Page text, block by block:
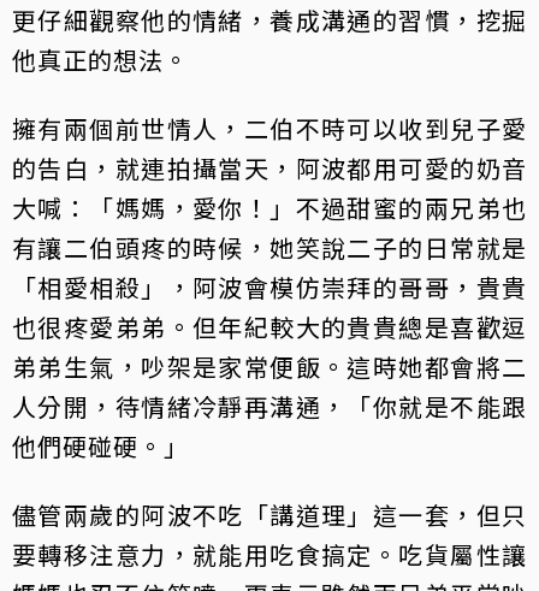
更仔細觀察他的情緒，養成溝通的習慣，挖掘
他真正的想法。
擁有兩個前世情人，二伯不時可以收到兒子愛
的告白，就連拍攝當天，阿波都用可愛的奶音
大喊：「媽媽，愛你！」不過甜蜜的兩兄弟也
有讓二伯頭疼的時候，她笑說二子的日常就是
「相愛相殺」，阿波會模仿崇拜的哥哥，貴貴
也很疼愛弟弟。但年紀較大的貴貴總是喜歡逗
弟弟生氣，吵架是家常便飯。這時她都會將二
人分開，待情緒冷靜再溝通，「你就是不能跟
他們硬碰硬。」
儘管兩歲的阿波不吃「講道理」這一套，但只
要轉移注意力，就能用吃食搞定。吃貨屬性讓